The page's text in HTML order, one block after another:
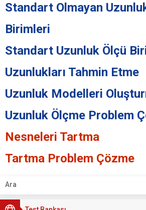
Standart Olmayan
Birimleri
Standart Uzunluk Ölçü
Uzunlukları Tahmin Etme
Uzunluk Modelleri
Uzunluk Ölçme Problem
Nesneleri Tartma
Tartma Problem Çözme